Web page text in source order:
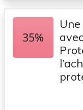
35%